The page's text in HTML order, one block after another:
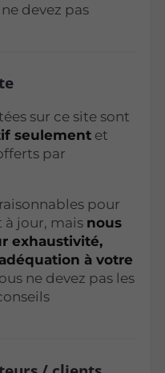
devez pas
sur ce site sont
seulement et
par
pour
à jour, mais nous
exhaustivité,
à votre
ne devez pas les